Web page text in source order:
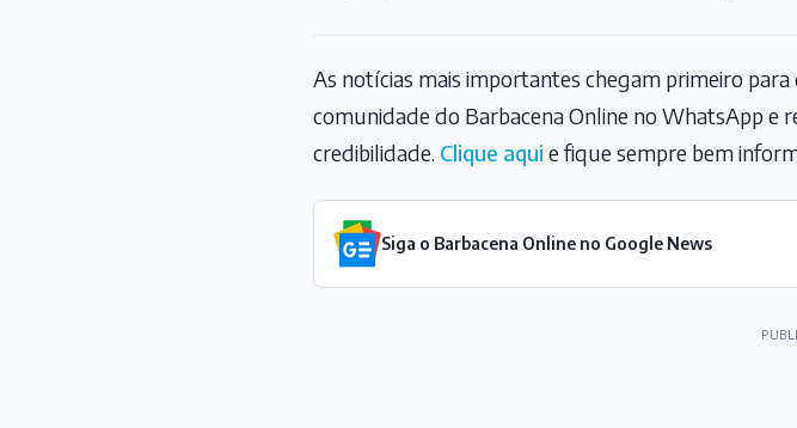
As notícias mais importantes chegam primeiro
comunidade do Barbacena Online no WhatsApp e
credibilidade. Clique aqui e fique sempre bem
Siga o Barbacena Online no Google News